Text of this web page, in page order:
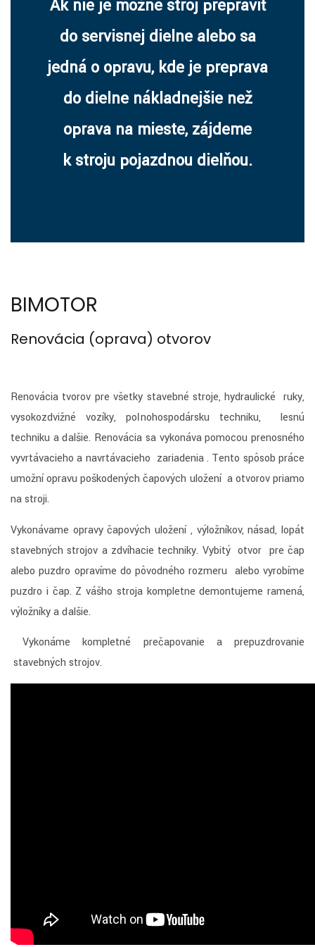
Ak nie je možné stroj prepraviť
do servisnej dielne alebo sa
jedná o opravu, kde je preprava
do dielne nákladnejšie než
oprava na mieste, zájdeme
k stroju pojazdnou dielňou.
BIMOTOR
Renovácia (oprava) otvorov
Renovácia tvorov pre všetky stavebné stroje, hydraulické ruky,
vysokozdvižné vozíky, poľnohospodársku techniku, lesnú
techniku a ďalšie. Renovácia sa vykonáva pomocou prenosného
vyvrtávacieho a navrtávacieho zariadenia . Tento spôsob práce
umožní opravu poškodených čapových uložení a otvorov priamo
na stroji.
Vykonávame opravy čapových uložení , výložníkov, násad, lopát
stavebných strojov a zdvíhacie techniky. Vybitý otvor pre čap
alebo puzdro opravíme do pôvodného rozmeru alebo vyrobíme
puzdro i čap. Z vášho stroja kompletne demontujeme ramená,
výložníky a ďalšie.
Vykonáme kompletné prečapovanie a prepuzdrovanie
stavebných strojov.